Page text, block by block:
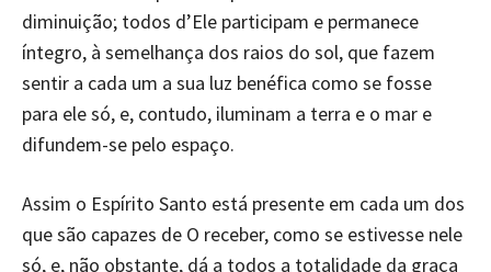
diminuição; todos d’Ele participam e permanece
íntegro, à semelhança dos raios do sol, que fazem
sentir a cada um a sua luz benéfica como se fosse
para ele só, e, contudo, iluminam a terra e o mar e
difundem-se pelo espaço.
Assim o Espírito Santo está presente em cada um dos
que são capazes de O receber, como se estivesse nele
só, e, não obstante, dá a todos a totalidade da graça